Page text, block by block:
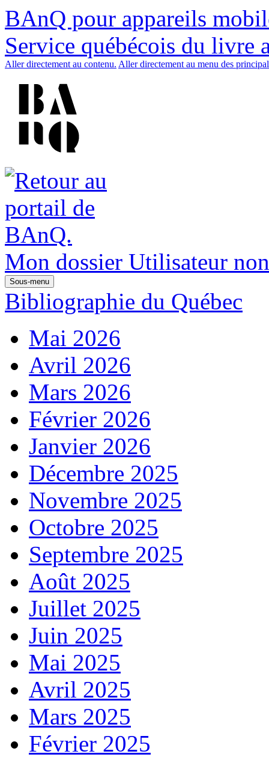
BAnQ pour appareils
Service québécois du livre
Aller directement au contenu. Aller directement au menu des
Mon dossier Utilisateur
Sous-menu
Bibliographie du Québec
Mai 2026
Avril 2026
Mars 2026
Février 2026
Janvier 2026
Décembre 2025
Novembre 2025
Octobre 2025
Septembre 2025
Août 2025
Juillet 2025
Juin 2025
Mai 2025
Avril 2025
Mars 2025
Février 2025